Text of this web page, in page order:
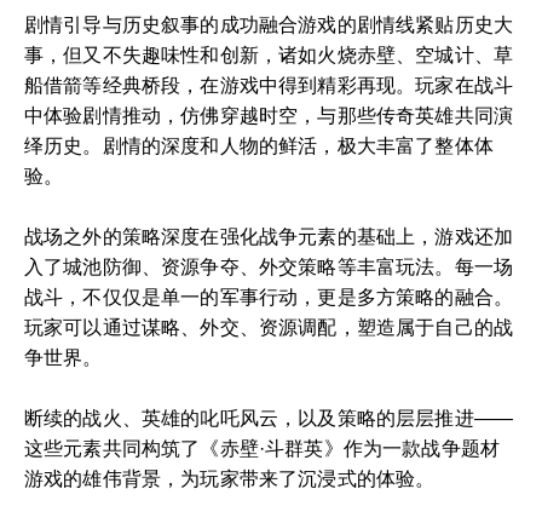
剧情引导与历史叙事的成功融合游戏的剧情线紧贴历史大
事，但又不失趣味性和创新，诸如火烧赤壁、空城计、草
船借箭等经典桥段，在游戏中得到精彩再现。玩家在战斗
中体验剧情推动，仿佛穿越时空，与那些传奇英雄共同演
绎历史。剧情的深度和人物的鲜活，极大丰富了整体体
验。
战场之外的策略深度在强化战争元素的基础上，游戏还加
入了城池防御、资源争夺、外交策略等丰富玩法。每一场
战斗，不仅仅是单一的军事行动，更是多方策略的融合。
玩家可以通过谋略、外交、资源调配，塑造属于自己的战
争世界。
断续的战火、英雄的叱吒风云，以及策略的层层推进——
这些元素共同构筑了《赤壁·斗群英》作为一款战争题材
游戏的雄伟背景，为玩家带来了沉浸式的体验。